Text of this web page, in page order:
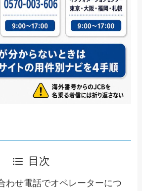
目次
わせ電話でオペレーターにつ